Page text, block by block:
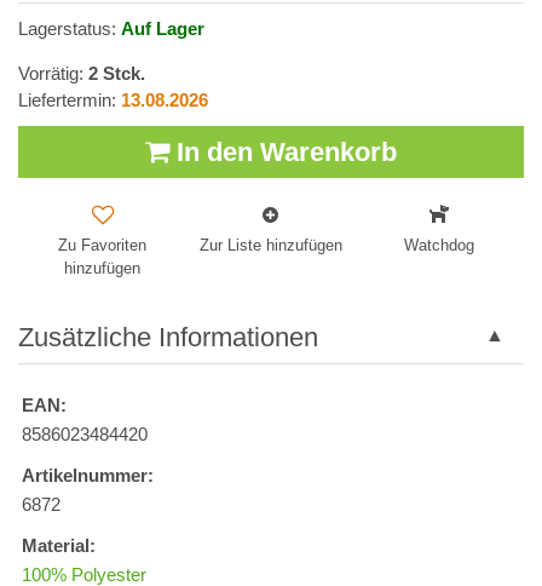
Lagerstatus: Auf Lager
Vorrätig: 2 Stck.
Liefertermin: 13.08.2026
In den Warenkorb
Zu Favoriten
hinzufügen
Zur Liste hinzufügen Watchdog
Zusätzliche Informationen
EAN:
8586023484420
Artikelnummer:
6872
Material:
100% Polyester